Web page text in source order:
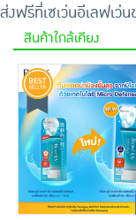
ส่งฟรีที่เซเว่นอีเลฟเว่น
สินค้าใกล้เคียง